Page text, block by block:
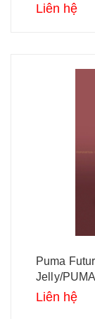
Liên hệ
Puma
Jelly/
Liên hệ